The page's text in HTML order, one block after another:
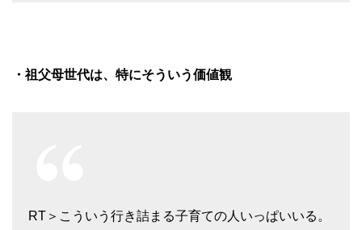
・祖父母世代は、特にそういう価値観
RT＞こういう行き詰まる子育ての人いっぱいいる。